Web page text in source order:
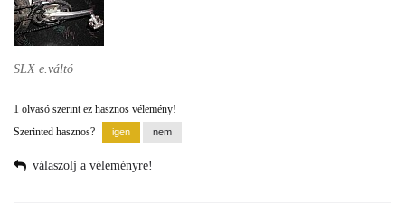
SLX e.váltó
1 olvasó szerint ez hasznos vélemény!
Szerinted hasznos?
válaszolj a véleményre!